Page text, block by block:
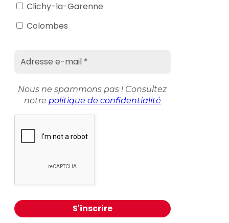
Clichy-la-Garenne
Colombes
Nous ne spammons pas ! Consultez
notre politique de confidentialité